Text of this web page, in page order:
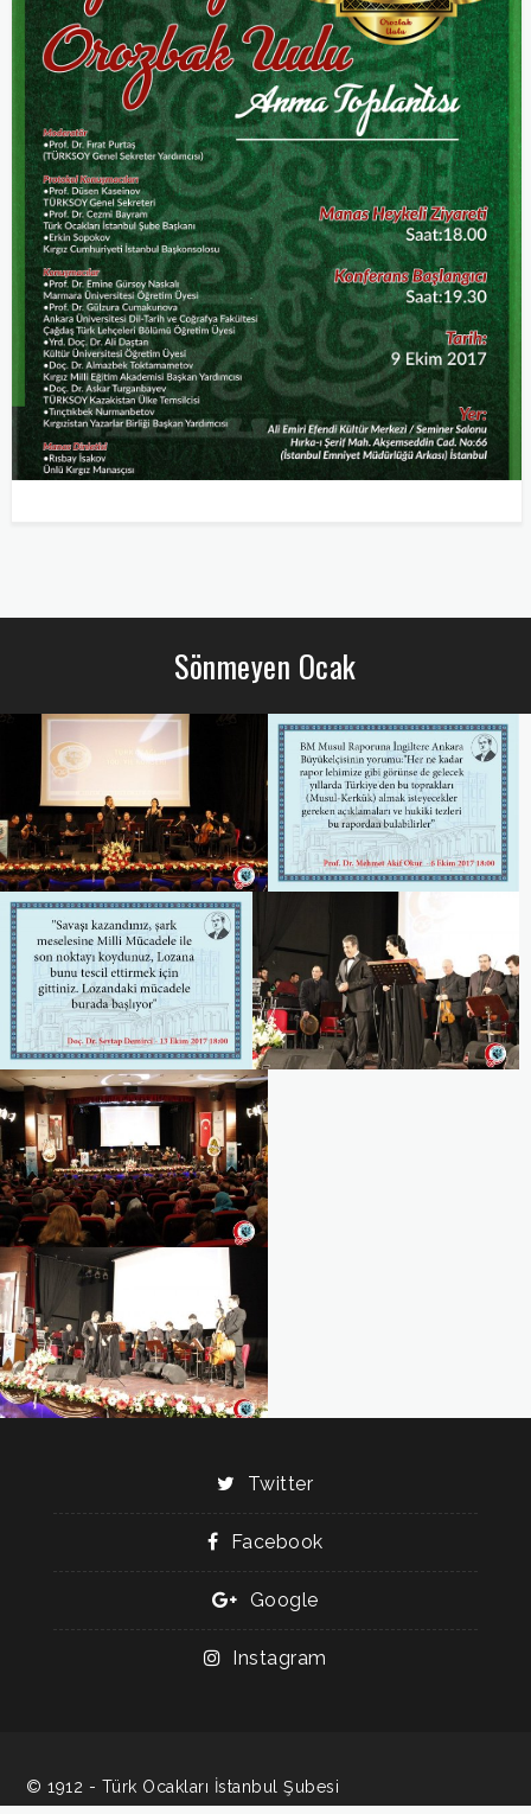
Sönmeyen Ocak
Twitter
Facebook
Google
Instagram
© 1912 - Türk Ocakları İstanbul Şubesi